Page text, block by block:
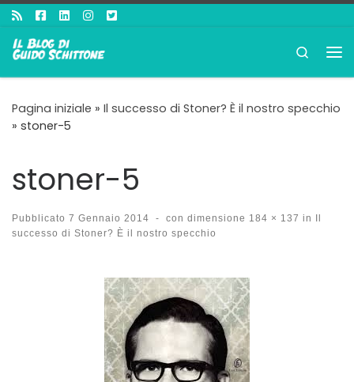
Passa al contenuto
Search
Pagina iniziale » Il successo di Stoner? È il nostro specchio
» stoner-5
stoner-5
Pubblicato 7 Gennaio 2014 - con dimensione 184 × 137 in Il
successo di Stoner? È il nostro specchio
Navigazione immagini